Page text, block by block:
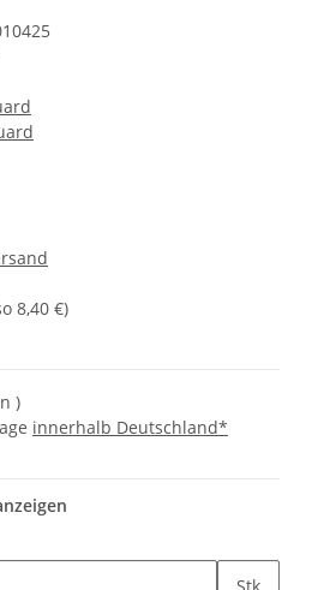
8,40 €)
)
innerhalb Deutschland*